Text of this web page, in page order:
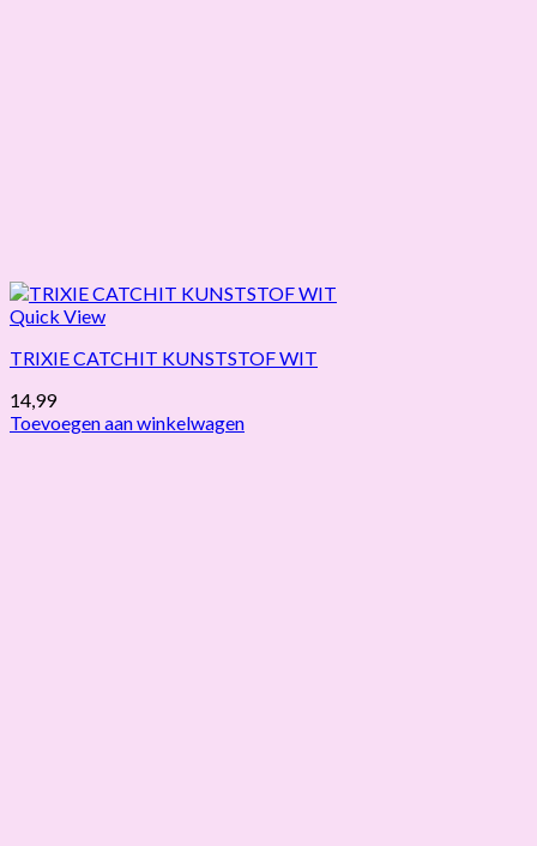
Quick View
TRIXIE CATCHIT KUNSTSTOF WIT
14,99
Toevoegen aan winkelwagen